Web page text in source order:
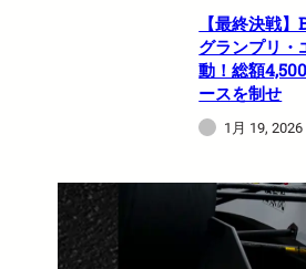
【最終決戦
グランプリ・
動！総額
ースを制せ
1月 19, 2026
【最大
ードロー＆
ペーン開催中